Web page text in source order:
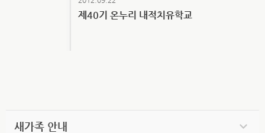
제40기 온누리 내적치유학교
새가족 안내